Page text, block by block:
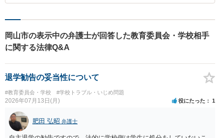
岡山市の表示中の弁護士が回答した教育委員会・学校相手
に関する法律Q&A
退学勧告の妥当性について
#教育委員会・学校 #学校トラブル・いじめ問題
2026年07月13日(月) 役にたった 1
肥田 弘昭 弁護士